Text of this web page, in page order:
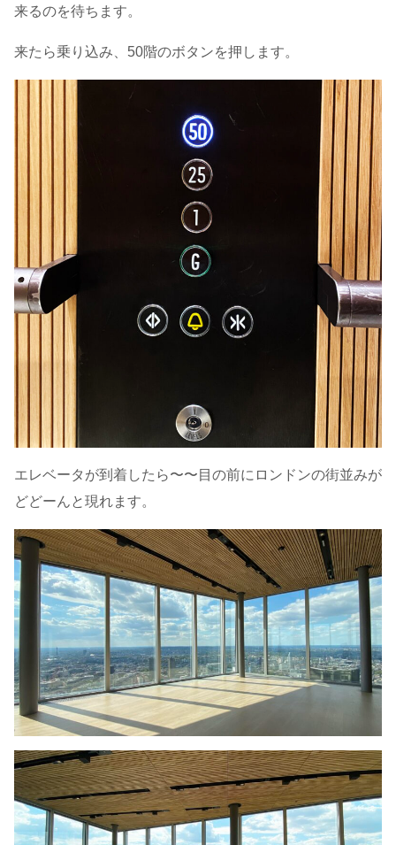
来るのを待ちます。
来たら乗り込み、50階のボタンを押します。
エレベータが到着したら〜〜目の前にロンドンの街並みが
どどーんと現れます。